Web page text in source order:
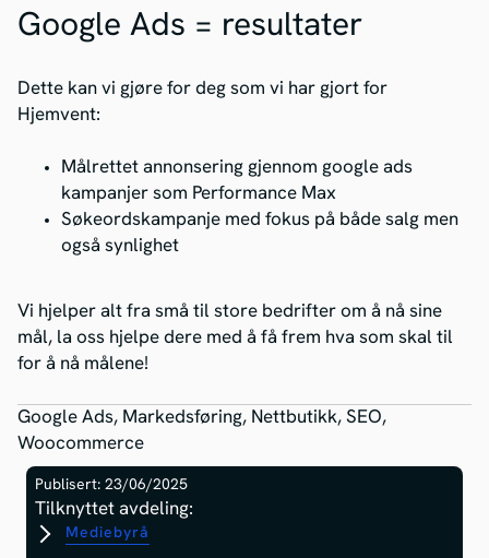
Publisert: 23/06/2025
Tilknyttet avdeling:
Mediebyrå
Google Ads = resultater
Dette kan vi gjøre for deg som vi har gjort for
Hjemvent:
Målrettet annonsering gjennom google ads
kampanjer som Performance Max
Søkeordskampanje med fokus på både salg men
også synlighet
Vi hjelper alt fra små til store bedrifter om å nå sine
mål, la oss hjelpe dere med å få frem hva som skal til
for å nå målene!
Google Ads, Markedsføring, Nettbutikk, SEO,
Woocommerce